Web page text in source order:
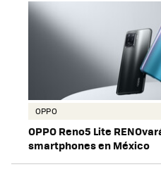
OPPO
OPPO Reno5 Lite
smartphones en México